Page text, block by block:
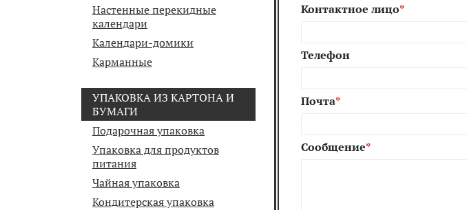
Настенные перекидные
календари
Календари-домики
Карманные
УПАКОВКА ИЗ КАРТОНА И
БУМАГИ
Подарочная упаковка
Упаковка для продуктов
питания
Чайная упаковка
Кондитерская упаковка
Контактное лицо
Телефон
Почта
Сообщение